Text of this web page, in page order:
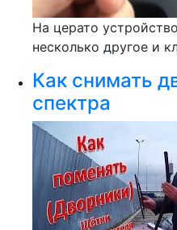
На церато
несколько другое и
Как снимать
спектра